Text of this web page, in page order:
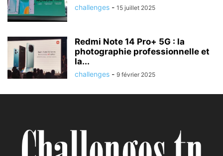
challenges - 15 juillet 2025
Redmi Note 14 Pro+ 5G : la
photographie professionnelle et
la...
challenges - 9 février 2025